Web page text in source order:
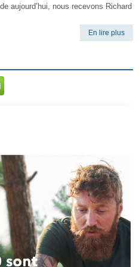
aujourd’hui, nous recevons Richard
En lire plus